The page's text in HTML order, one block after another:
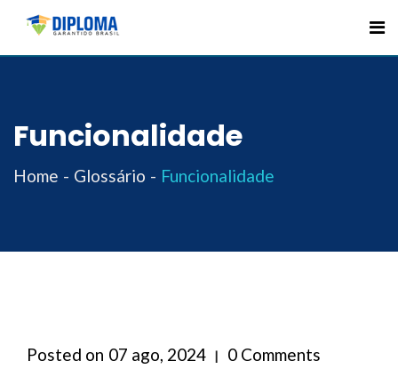
Skip
Funcionalidade
Home Glossário Funcionalidade
Posted on 07 ago, 2024 0 Comments